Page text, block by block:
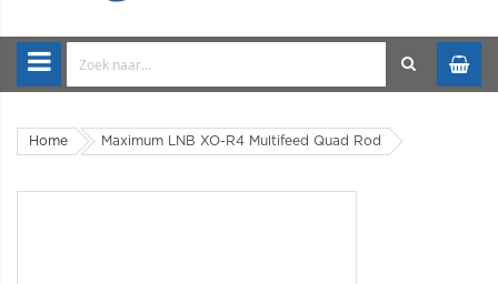
Home Maximum LNB XO-R4 Multifeed Quad Rod